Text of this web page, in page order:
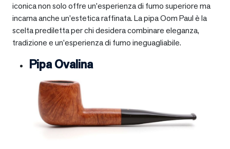
iconica non solo offre un’esperienza di fumo superiore ma
incarna anche un’estetica raffinata. La pipa Oom Paul è la
scelta prediletta per chi desidera combinare eleganza,
tradizione e un’esperienza di fumo ineguagliabile.
Pipa Ovalina